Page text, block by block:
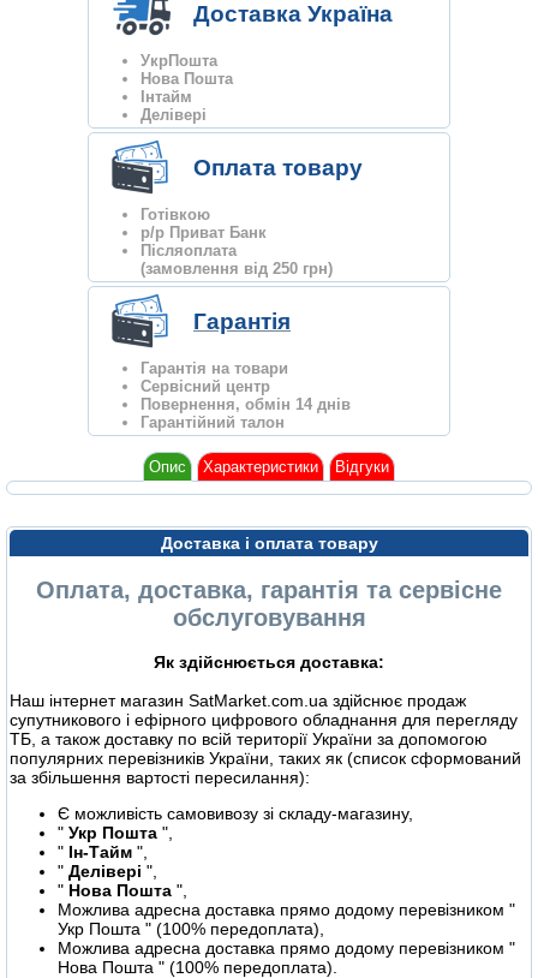
Доставка Україна
УкрПошта
Нова Пошта
Інтайм
Делівері
Оплата товару
Готівкою
р/р Приват Банк
Післяоплата
(замовлення від 250 грн)
Гарантія
Гарантія на товари
Сервісний центр
Повернення, обмін 14 днів
Гарантійний талон
Опис Характеристики Відгуки
Доставка і оплата товару
Оплата, доставка, гарантія та сервісне
обслуговування
Як здійснюється доставка:
Наш інтернет магазин SatMarket.com.ua здійснює продаж
супутникового і ефірного цифрового обладнання для перегляду
ТБ, а також доставку по всій території України за допомогою
популярних перевізників України, таких як (список сформований
за збільшення вартості пересилання):
Є можливість самовивозу зі складу-магазину,
" Укр Пошта ",
" Ін-Тайм ",
" Делівері ",
" Нова Пошта ",
Можлива адресна доставка прямо додому перевізником "
Укр Пошта " (100% передоплата),
Можлива адресна доставка прямо додому перевізником "
Нова Пошта " (100% передоплата).